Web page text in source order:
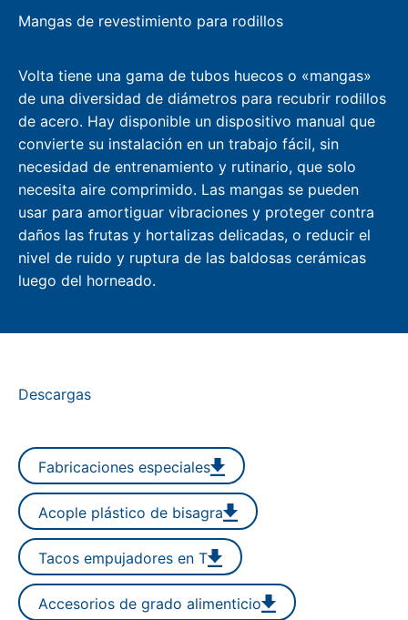
Mangas de revestimiento para rodillos
Volta tiene una gama de tubos huecos o «mangas»
de una diversidad de diámetros para recubrir rodillos
de acero. Hay disponible un dispositivo manual que
convierte su instalación en un trabajo fácil, sin
necesidad de entrenamiento y rutinario, que solo
necesita aire comprimido. Las mangas se pueden
usar para amortiguar vibraciones y proteger contra
daños las frutas y hortalizas delicadas, o reducir el
nivel de ruido y ruptura de las baldosas cerámicas
luego del horneado.
Descargas
Fabricaciones especiales
Acople plástico de bisagra
Tacos empujadores en T
Accesorios de grado alimenticio